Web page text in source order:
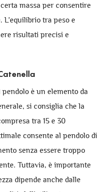
massa per consentire
L'equilibrio tra peso e
risultati precisi e
è un elemento da
si consiglia che la
tra 15 e 30
consente al pendolo di
senza essere troppo
Tuttavia, è importante
dipende anche dalle